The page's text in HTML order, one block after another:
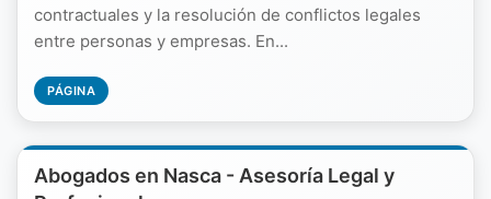
contractuales y la resolución de conflictos legales
entre personas y empresas. En...
PÁGINA
Abogados en Nasca - Asesoría Legal y